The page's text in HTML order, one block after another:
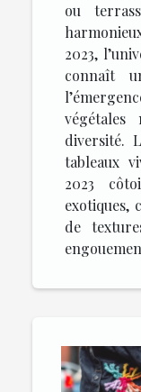
ou
2023,
connaît
végétales
diversité.
tableaux
2023
exotiques,
de